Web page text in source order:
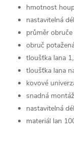
hmotnost
nastavitelná
průměr
obruč
tloušťka lana
tloušťka lana
kovové
snadná montáž
nastavitelná
materiál lan